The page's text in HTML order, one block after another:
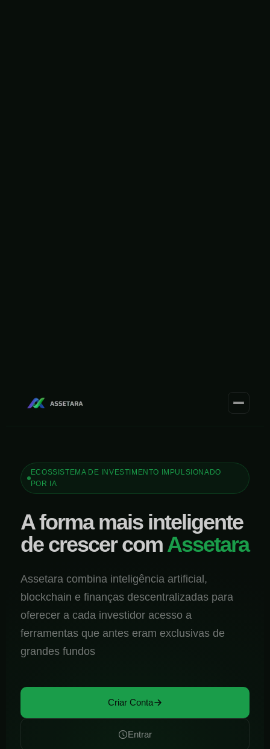
ECOSSISTEMA DE INVESTIMENTO IMPULSIONADO
POR IA
A forma mais inteligente
de crescer comAssetara
Assetara combina inteligência artificial,
blockchain e finanças descentralizadas para
oferecer a cada investidor acesso a
ferramentas que antes eram exclusivas de
grandes fundos
Criar Conta
Entrar